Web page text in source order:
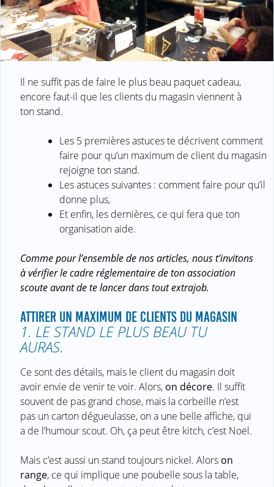
Il ne suffit pas de faire le plus beau paquet cadeau,
encore faut-il que les clients du magasin viennent à
ton stand.
Les 5 premières astuces te décrivent comment
faire pour qu’un maximum de client du magasin
rejoigne ton stand.
Les astuces suivantes : comment faire pour qu’il
donne plus,
Et enfin, les dernières, ce qui fera que ton
organisation aide.
Comme pour l’ensemble de nos articles, nous t’invitons
à vérifier le cadre réglementaire de ton association
scoute avant de te lancer dans tout extrajob.
ATTIRER UN MAXIMUM DE CLIENTS DU MAGASIN
1. LE STAND LE PLUS BEAU TU
AURAS.
Ce sont des détails, mais le client du magasin doit
avoir envie de venir te voir. Alors, on décore. Il suffit
souvent de pas grand chose, mais la corbeille n’est
pas un carton dégueulasse, on a une belle affiche, qui
a de l’humour scout. Oh, ça peut être kitch, c’est Noël.
Mais c’est aussi un stand toujours nickel. Alors on
range, ce qui implique une poubelle sous la table,